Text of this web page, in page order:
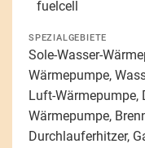
SPEZIALGEBIETE
Sole-Wasser-
Wärmepumpe,
Luft-Wärmepumpe,
Wärmepumpe,
Durchlauferhitzer,